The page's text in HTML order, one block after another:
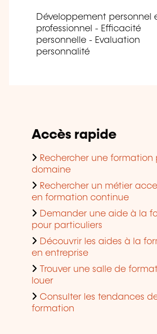
Développement personnel
professionnel - Efficacité
personnelle - Evaluation
personnalité
Accès rapide
Rechercher une formation
domaine
Rechercher un métier
en formation continue
Demander une aide à la
pour particuliers
Découvrir les aides à la
en entreprise
Trouver une salle de
louer
Consulter les tendances
formation